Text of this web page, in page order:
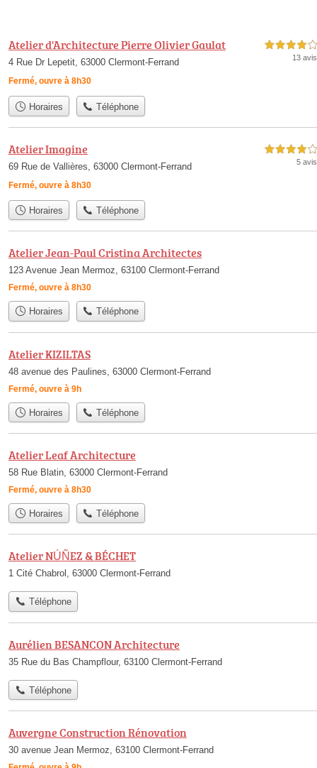
Atelier d'Architecture Pierre Olivier Gaulat
4 Rue Dr Lepetit, 63000 Clermont-Ferrand
Fermé, ouvre à 8h30
4,0 étoiles sur 5
13 avis
Horaires Téléphone
Atelier Imagine
69 Rue de Vallières, 63000 Clermont-Ferrand
Fermé, ouvre à 8h30
4,0 étoiles sur 5
5 avis
Horaires Téléphone
Atelier Jean-Paul Cristina Architectes
123 Avenue Jean Mermoz, 63100 Clermont-Ferrand
Fermé, ouvre à 8h30
Horaires Téléphone
Atelier KIZILTAS
48 avenue des Paulines, 63000 Clermont-Ferrand
Fermé, ouvre à 9h
Horaires Téléphone
Atelier Leaf Architecture
58 Rue Blatin, 63000 Clermont-Ferrand
Fermé, ouvre à 8h30
Horaires Téléphone
Atelier NÚÑEZ & BÉCHET
1 Cité Chabrol, 63000 Clermont-Ferrand
Téléphone
Aurélien BESANCON Architecture
35 Rue du Bas Champflour, 63100 Clermont-Ferrand
Téléphone
Auvergne Construction Rénovation
30 avenue Jean Mermoz, 63100 Clermont-Ferrand